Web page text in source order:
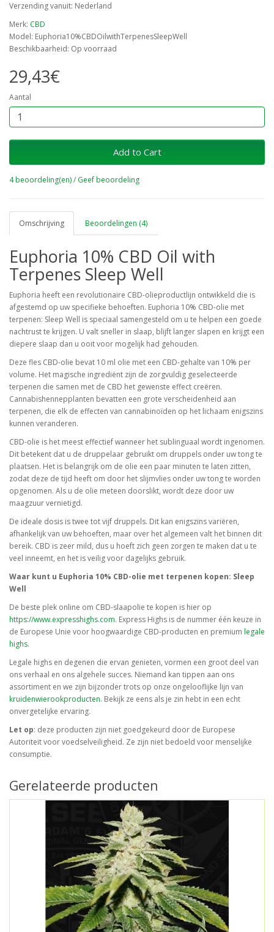
Verzending vanuit: Nederland
Merk: CBD
Model: Euphoria10%CBDOilwithTerpenesSleepWell
Beschikbaarheid: Op voorraad
29,43€
Aantal
Add to Cart
4 beoordeling(en)/ Geef beoordeling
Omschrijving Beoordelingen (4)
Euphoria 10% CBD Oil with
Terpenes Sleep Well
Euphoria heeft een revolutionaire CBD-olieproductlijn ontwikkeld die is
afgestemd op uw specifieke behoeften. Euphoria 10% CBD-olie met
terpenen: Sleep Well is speciaal samengesteld om u te helpen een goede
nachtrust te krijgen. U valt sneller in slaap, blijft langer slapen en krijgt een
diepere slaap dan u ooit voor mogelijk had gehouden.
Deze fles CBD-olie bevat 10 ml olie met een CBD-gehalte van 10% per
volume. Het magische ingrediënt zijn de zorgvuldig geselecteerde
terpenen die samen met de CBD het gewenste effect creëren.
Cannabishennepplanten bevatten een grote verscheidenheid aan
terpenen, die elk de effecten van cannabinoïden op het lichaam enigszins
kunnen veranderen.
CBD-olie is het meest effectief wanneer het sublinguaal wordt ingenomen.
Dit betekent dat u de druppelaar gebruikt om druppels onder uw tong te
plaatsen. Het is belangrijk om de olie een paar minuten te laten zitten,
zodat deze de tijd heeft om door het slijmvlies onder uw tong te worden
opgenomen. Als u de olie meteen doorslikt, wordt deze door uw
maagzuur vernietigd.
De ideale dosis is twee tot vijf druppels. Dit kan enigszins variëren,
afhankelijk van uw behoeften, maar over het algemeen valt het binnen dit
bereik. CBD is zeer mild, dus u hoeft zich geen zorgen te maken dat u te
veel inneemt, en het is veilig voor dagelijks gebruik.
Waar kunt u Euphoria 10% CBD-olie met terpenen kopen: Sleep
Well
De beste plek online om CBD-slaapolie te kopen is hier op
https://www.expresshighs.com. Express Highs is de nummer één keuze in
de Europese Unie voor hoogwaardige CBD-producten en premium legale
highs.
Legale highs en degenen die ervan genieten, vormen een groot deel van
ons verhaal en ons algehele succes. Niemand kan tippen aan ons
assortiment en we zijn bijzonder trots op onze ongelooflijke lijn van
kruidenwierookproducten. Bekijk ze eens als je zin hebt in een echt
onvergetelijke ervaring.
Let op: deze producten zijn niet goedgekeurd door de Europese
Autoriteit voor voedselveiligheid. Ze zijn niet bedoeld voor menselijke
consumptie.
Gerelateerde producten